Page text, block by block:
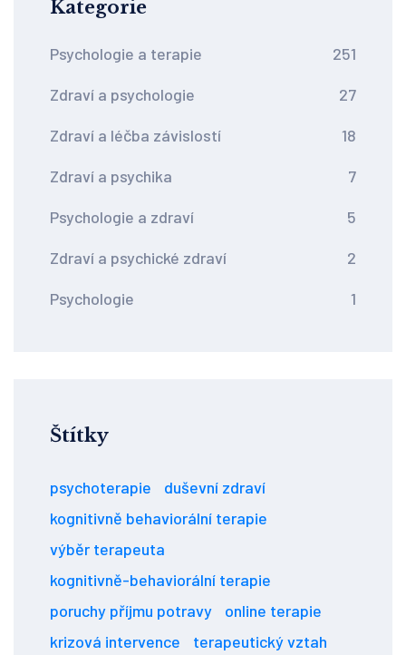
Kategorie
Psychologie a terapie 251
Zdraví a psychologie 27
Zdraví a léčba závislostí 18
Zdraví a psychika 7
Psychologie a zdraví 5
Zdraví a psychické zdraví 2
Psychologie 1
Štítky
psychoterapie
duševní zdraví
kognitivně behaviorální terapie
výběr terapeuta
kognitivně-behaviorální terapie
poruchy příjmu potravy
online terapie
krizová intervence
terapeutický vztah